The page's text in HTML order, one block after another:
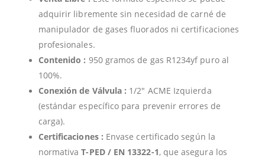
adquirir libremente sin necesidad de carné de
manipulador de gases fluorados ni certificaciones
profesionales.
Contenido : 950 gramos de gas R1234yf puro al
100%.
Conexión de Válvula : 1/2″ ACME Izquierda
(estándar específico para prevenir errores de
carga).
Certificaciones : Envase certificado según la
normativaT-PED / EN 13322-1, que asegura los